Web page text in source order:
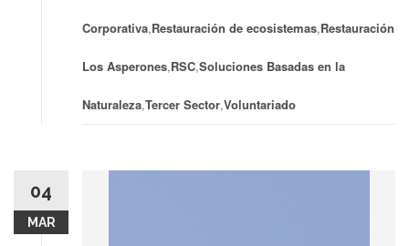
Corporativa,Restauración de ecosistemas,Restauración
Los Asperones,RSC,Soluciones Basadas en la
Naturaleza,Tercer Sector,Voluntariado
04
MAR